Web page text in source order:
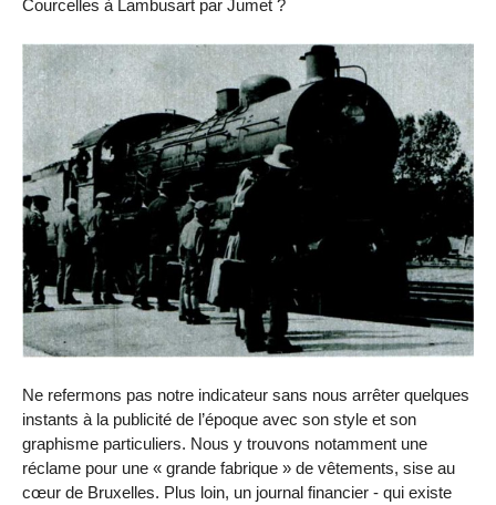
Courcelles à Lambusart par Jumet ?
Ne refermons pas notre indicateur sans nous arrêter quelques
instants à la publicité de l’époque avec son style et son
graphisme particuliers. Nous y trouvons notamment une
réclame pour une « grande fabrique » de vêtements, sise au
cœur de Bruxelles. Plus loin, un journal financier - qui existe